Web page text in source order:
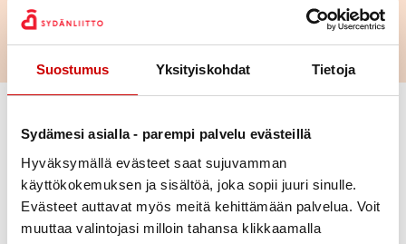
Suostumus Yksityiskohdat Tietoja
Sydämesi asialla - parempi palvelu evästeillä
Hyväksymällä evästeet saat sujuvamman
käyttökokemuksen ja sisältöä, joka sopii juuri sinulle.
Evästeet auttavat myös meitä kehittämään palvelua. Voit
muuttaa valintojasi milloin tahansa klikkaamalla
Uutiset